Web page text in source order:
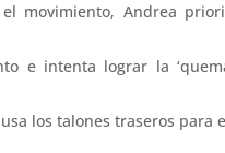
movimiento, Andrea
e intenta lograr la
los talones traseros para